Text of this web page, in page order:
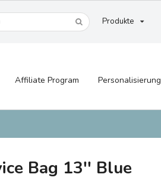
Produkte
Affiliate Program Personalisierung
Bag 13'' Blue